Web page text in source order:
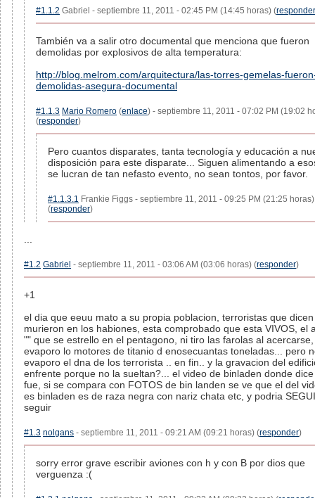
#1.1.2 Gabriel - septiembre 11, 2011 - 02:45 PM (14:45 horas) (responder
También va a salir otro documental que menciona que fueron
demolidas por explosivos de alta temperatura:
http://blog.melrom.com/arquitectura/las-torres-gemelas-
demolidas-asegura-documental
#1.1.3 Mario Romero (enlace) - septiembre 11, 2011 - 07:02 PM (19:02
(responder)
Pero cuantos disparates, tanta tecnología y educación a
disposición para este disparate... Siguen alimentando a
se lucran de tan nefasto evento, no sean tontos, por favor.
#1.1.3.1 Frankie Figgs - septiembre 11, 2011 - 09:25 PM (21:25 horas)
(responder)
#1.2 Gabriel - septiembre 11, 2011 - 03:06 AM (03:06 horas) (responder)
+1
el dia que eeuu mato a su propia poblacion, terroristas que
murieron en los habiones, esta comprobado que esta VIVOS, el
"" que se estrello en el pentagono, ni tiro las farolas al
evaporo lo motores de titanio d enosecuantas toneladas... pero
evaporo el dna de los terrorista .. en fin.. y la gravacion del
enfrente porque no la sueltan?... el video de binladen donde
fue, si se compara con FOTOS de bin landen se ve que el del
es binladen es de raza negra con nariz chata etc, y podria
seguir
#1.3 nolgans - septiembre 11, 2011 - 09:21 AM (09:21 horas) (responder)
sorry error grave escribir aviones con h y con B por dios que
verguenza :(